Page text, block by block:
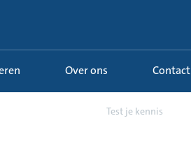
Over ons Contact
Test je kennis